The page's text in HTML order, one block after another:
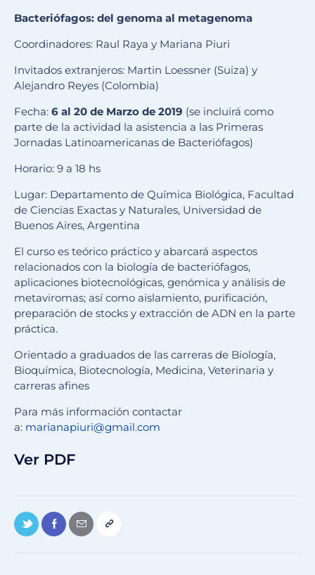
Bacteriófagos: del genoma al metagenoma
Coordinadores: Raul Raya y Mariana Piuri
Invitados extranjeros: Martin Loessner (Suiza) y
Alejandro Reyes (Colombia)
Fecha: 6 al 20 de Marzo de 2019 (se incluirá como
parte de la actividad la asistencia a las Primeras
Jornadas Latinoamericanas de Bacteriófagos)
Horario: 9 a 18 hs
Lugar: Departamento de Química Biológica, Facultad
de Ciencias Exactas y Naturales, Universidad de
Buenos Aires, Argentina
El curso es teórico práctico y abarcará aspectos
relacionados con la biología de bacteriófagos,
aplicaciones biotecnológicas, genómica y análisis de
metaviromas; así como aislamiento, purificación,
preparación de stocks y extracción de ADN en la parte
práctica.
Orientado a graduados de las carreras de Biología,
Bioquímica, Biotecnología, Medicina, Veterinaria y
carreras afines
Para más información contactar
a: marianapiuri@gmail.com
Ver PDF